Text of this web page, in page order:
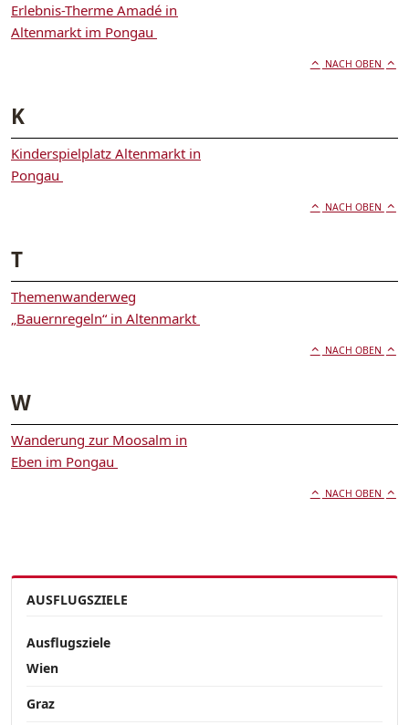
Erlebnis-Therme Amadé in
Altenmarkt im Pongau
NACH OBEN
K
Kinderspielplatz Altenmarkt in
Pongau
NACH OBEN
T
Themenwanderweg
„Bauernregeln“ in Altenmarkt
NACH OBEN
W
Wanderung zur Moosalm in
Eben im Pongau
NACH OBEN
AUSFLUGSZIELE
Ausflugsziele
Wien
Graz